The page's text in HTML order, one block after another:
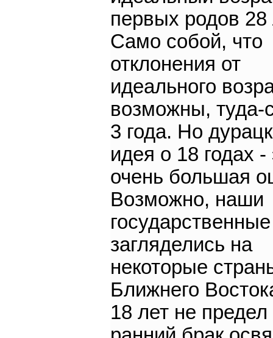
первых родов 28
Само собой, что
отклонения от
идеального
возможны, туда-
3 года. Но
идея о 18 годах -
очень большая
Возможно, наши
загляделись на
некоторые
Ближнего
18 лет не предел